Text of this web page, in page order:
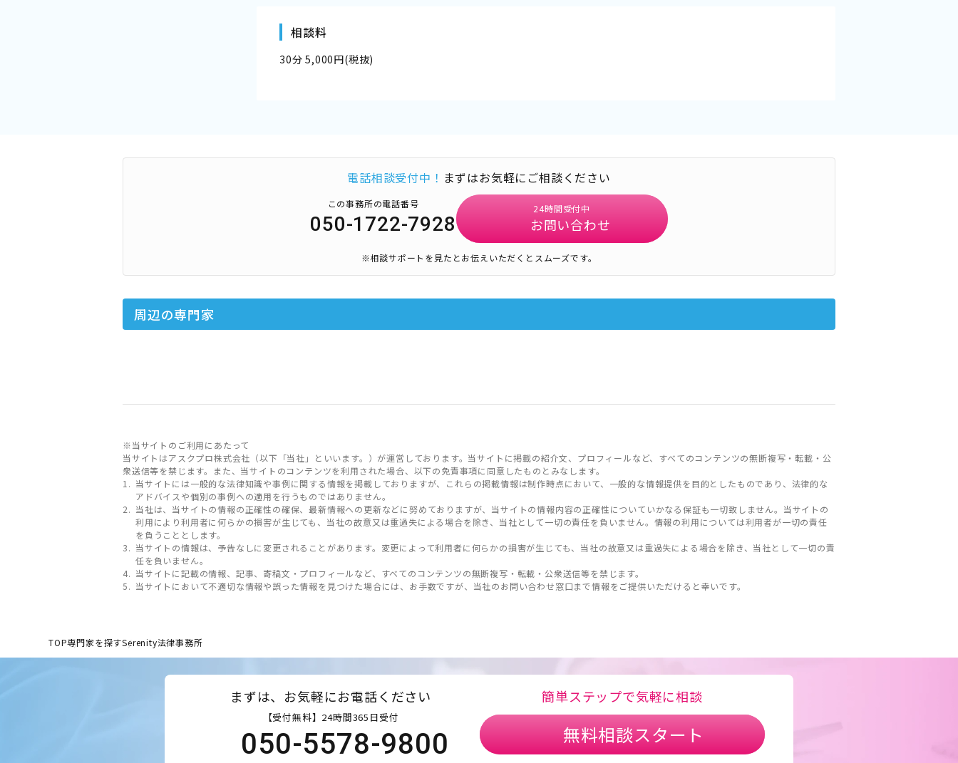
相談料
30分 5,000円(税抜)
電話相談受付中！ まずはお気軽にご相談ください
この事務所の電話番号
050-1722-7928
24時間受付中
お問い合わせ
※相談サポートを見たとお伝えいただくとスムーズです。
周辺の専門家
※当サイトのご利用にあたって
当サイトはアスクプロ株式会社（以下「当社」といいます。）が運営しております。当サイトに掲載の紹介文、プロフィールなど、すべてのコンテンツの無断複写・転載・公
衆送信等を禁じます。また、当サイトのコンテンツを利用された場合、以下の免責事項に同意したものとみなします。
当サイトには一般的な法律知識や事例に関する情報を掲載しておりますが、これらの掲載情報は制作時点において、一般的な情報提供を目的としたものであり、法律的な
アドバイスや個別の事例への適用を行うものではありません。
当社は、当サイトの情報の正確性の確保、最新情報への更新などに努めておりますが、当サイトの情報内容の正確性についていかなる保証も一切致しません。当サイトの
利用により利用者に何らかの損害が生じても、当社の故意又は重過失による場合を除き、当社として一切の責任を負いません。情報の利用については利用者が一切の責任
を負うこととします。
当サイトの情報は、予告なしに変更されることがあります。変更によって利用者に何らかの損害が生じても、当社の故意又は重過失による場合を除き、当社として一切の責
任を負いません。
当サイトに記載の情報、記事、寄稿文・プロフィールなど、すべてのコンテンツの無断複写・転載・公衆送信等を禁じます。
当サイトにおいて不適切な情報や誤った情報を見つけた場合には、お手数ですが、当社のお問い合わせ窓口まで情報をご提供いただけると幸いです。
TOP専門家を探すSerenity法律事務所
まずは、お気軽にお電話ください
【受付無料】24時間365日受付
050-5578-9800
簡単ステップで気軽に相談
無料相談スタート